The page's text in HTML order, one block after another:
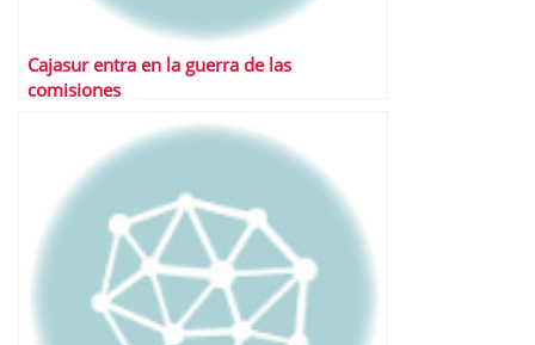
Cajasur entra en la guerra de las
comisiones